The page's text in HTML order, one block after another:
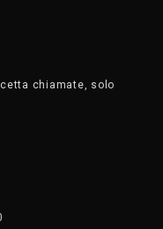
chiamate, solo